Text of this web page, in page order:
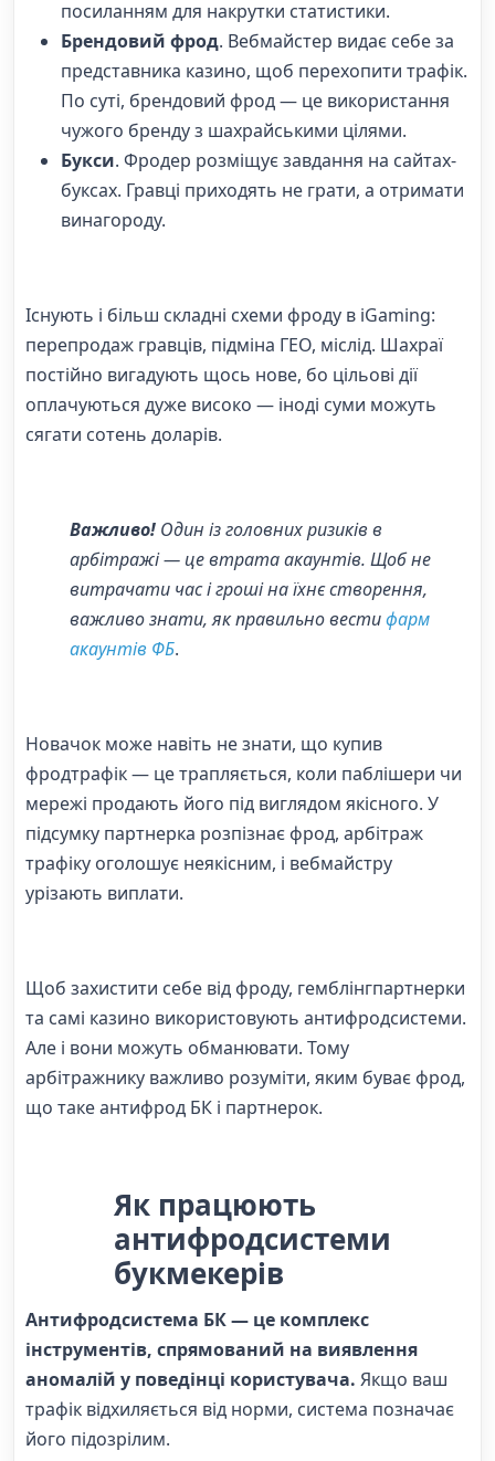
посиланням для накрутки статистики.
Брендовий фрод. Вебмайстер видає себе за
представника казино, щоб перехопити трафік.
По суті, брендовий фрод — це використання
чужого бренду з шахрайськими цілями.
Букси. Фродер розміщує завдання на сайтах-
буксах. Гравці приходять не грати, а отримати
винагороду.
Існують і більш складні схеми фроду в iGaming:
перепродаж гравців, підміна ГЕО, міслід. Шахраї
постійно вигадують щось нове, бо цільові дії
оплачуються дуже високо — іноді суми можуть
сягати сотень доларів.
Важливо! Один із головних ризиків в
арбітражі — це втрата акаунтів. Щоб не
витрачати час і гроші на їхнє створення,
важливо знати, як правильно вестифарм
акаунтів ФБ.
Новачок може навіть не знати, що купив
фродтрафік — це трапляється, коли паблішери чи
мережі продають його під виглядом якісного. У
підсумку партнерка розпізнає фрод, арбітраж
трафіку оголошує неякісним, і вебмайстру
урізають виплати.
Щоб захистити себе від фроду, гемблінгпартнерки
та самі казино використовують антифродсистеми.
Але і вони можуть обманювати. Тому
арбітражнику важливо розуміти, яким буває фрод,
що таке антифрод БК і партнерок.
Як працюють
антифродсистеми
букмекерів
Антифродсистема БК — це комплекс
інструментів, спрямований на виявлення
аномалій у поведінці користувача. Якщо ваш
трафік відхиляється від норми, система позначає
його підозрілим.